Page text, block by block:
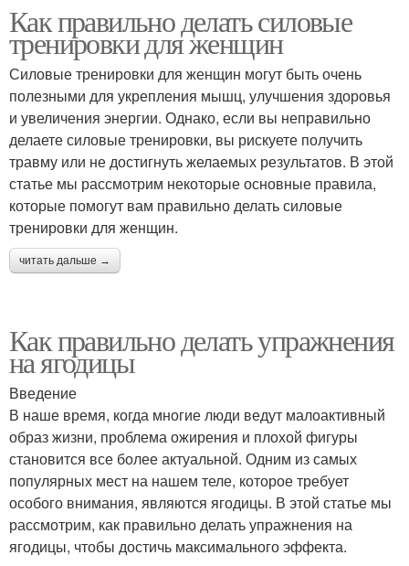
Как правильно делать силовые
тренировки для женщин
Силовые тренировки для женщин могут быть очень
полезными для укрепления мышц, улучшения здоровья
и увеличения энергии. Однако, если вы неправильно
делаете силовые тренировки, вы рискуете получить
травму или не достигнуть желаемых результатов. В этой
статье мы рассмотрим некоторые основные правила,
которые помогут вам правильно делать силовые
тренировки для женщин.
читать дальше →
Как правильно делать упражнения
на ягодицы
Введение
В наше время, когда многие люди ведут малоактивный
образ жизни, проблема ожирения и плохой фигуры
становится все более актуальной. Одним из самых
популярных мест на нашем теле, которое требует
особого внимания, являются ягодицы. В этой статье мы
рассмотрим, как правильно делать упражнения на
ягодицы, чтобы достичь максимального эффекта.